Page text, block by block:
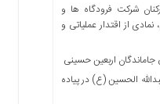
شرکت فرودگاه ها و
از اقتدار عملیاتی و
اربعین حسینی
از عاشقان اباعبدالله الحسین (ع) در پیاده